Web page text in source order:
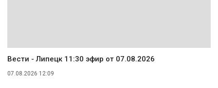
Вести - Липецк 11:30 эфир от 07.08.2026
07.08.2026 12:09